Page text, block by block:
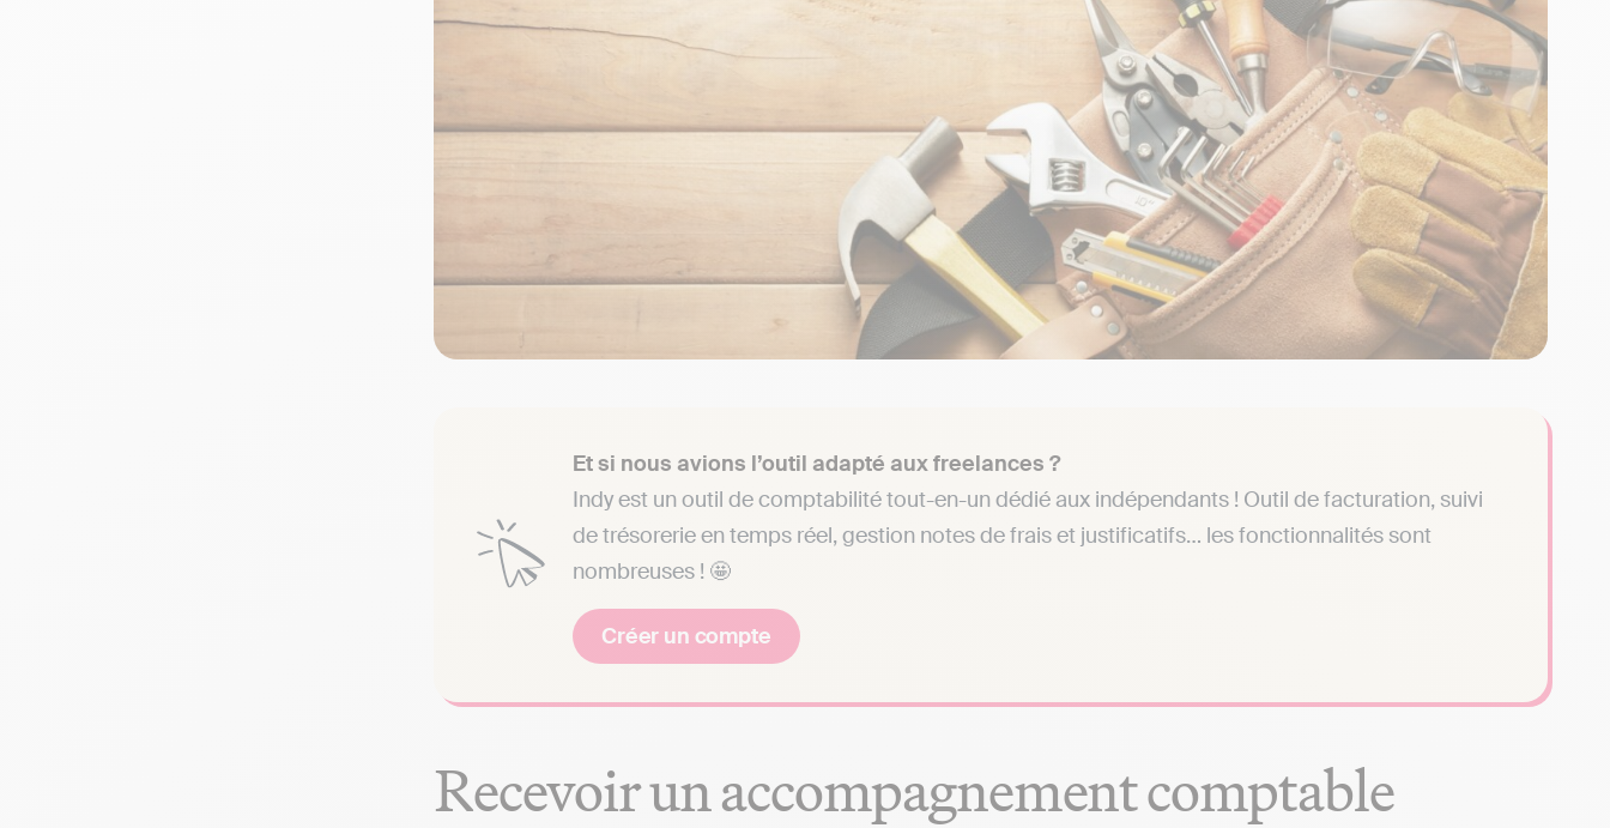
Et si nous avions l’outil adapté aux freelances ?
Indy est un outil de comptabilité tout-en-un dédié aux indépendants ! Outil de facturation, suivi
de trésorerie en temps réel, gestion notes de frais et justificatifs… les fonctionnalités sont
nombreuses ! 🤩
Créer un compte
Recevoir un accompagnement comptable